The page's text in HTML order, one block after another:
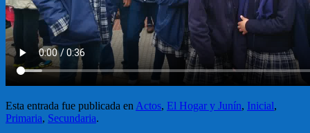
Esta entrada fue publicada en Actos, El Hogar y Junín, Inicial,
Primaria, Secundaria.